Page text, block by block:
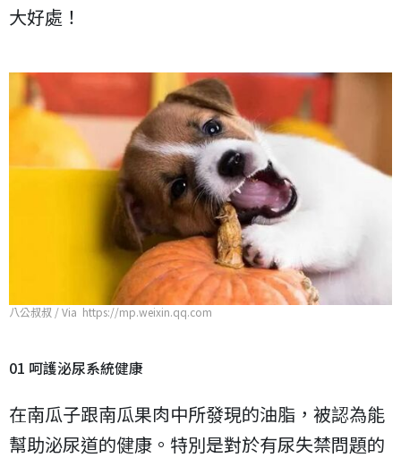
大好處！
八公叔叔 / Via https://mp.weixin.qq.com
01 呵護泌尿系統健康
在南瓜子跟南瓜果肉中所發現的油脂，被認為能
幫助泌尿道的健康。特別是對於有尿失禁問題的